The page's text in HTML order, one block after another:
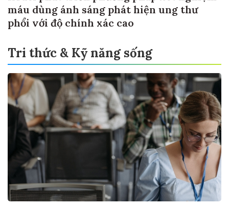
máu dùng ánh sáng phát hiện ung thư
phổi với độ chính xác cao
Tri thức & Kỹ năng sống